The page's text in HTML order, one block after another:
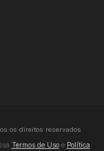
os direitos reservados
Termos de Usoe Política